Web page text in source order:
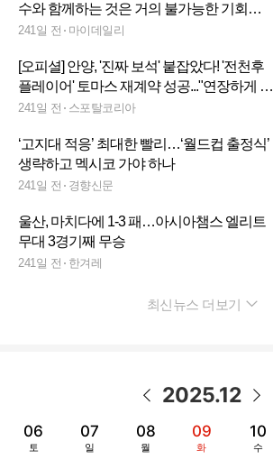
수와 함께하는 것은 거의 불가능한 기회였
다"
241일 전 마이데일리
[오피셜] 안양, '진짜 보석' 붙잡았다! '전천후
플레이어' 토마스 재계약 성공..."연장하게 돼
매우 기뻐"
241일 전 스포탈코리아
‘고지대 적응’ 최대한 빨리…‘월드컵 출정식’
생략하고 멕시코 가야 하나
241일 전 경향신문
울산, 마치다에 1-3 패…아시아챔스 엘리트
무대 3경기째 무승
241일 전 한겨레
최신뉴스 더보기
2025.12
06
토
07
일
08
월
09
화
10
수